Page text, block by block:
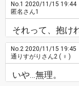
No.1 2020/11/15 19:44
匿名さん1
それって、抱け
No.2 2020/11/15 19:45
通りすがりさん2 ( ♀ )
いや…無理。